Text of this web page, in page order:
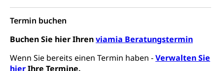
Termin buchen
Buchen Sie hier Ihrenviamia Beratungstermin
Wenn Sie bereits einen Termin haben -VerwaltenSie
hierIhre Termine.
Prävention (Polizei)
Gesundheitsversorgung
Kranken- und Unfallversicherung
(gruezi.lu.ch)
Krankenversicherung (WAS Luzern)
Sucht und Drogen
Medikamentenabhängigkeit,